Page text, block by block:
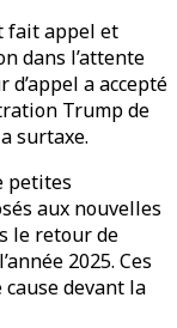
fait appel et
dans l’attente
d’appel a accepté
Trump de
surtaxe.
petites
aux nouvelles
le retour de
2025. Ces
devant la